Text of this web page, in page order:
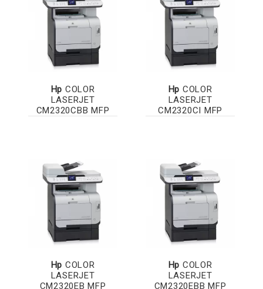
Hp COLOR
LASERJET
CM2320CBB MFP
Hp COLOR
LASERJET
CM2320CI MFP
Hp COLOR
LASERJET
CM2320EB MFP
Hp COLOR
LASERJET
CM2320EBB MFP